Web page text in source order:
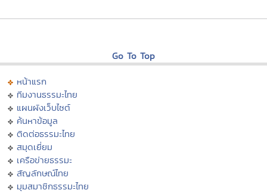
Go To Top
หน้าแรก
ทีมงานธรรมะไทย
แผนผังเว็บไซต์
ค้นหาข้อมูล
ติดต่อธรรมะไทย
สมุดเยี่ยม
เครือข่ายธรรมะ
สัญลักษณ์ไทย
มุมสมาชิกธรรมะไทย